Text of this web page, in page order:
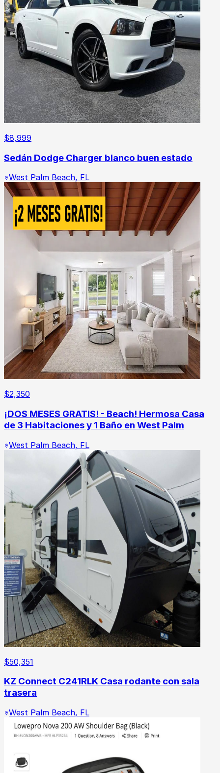
$8,999
Sedán Dodge Charger blanco buen estado
West Palm Beach, FL
$2,350
¡DOS MESES GRATIS! - Beach! Hermosa Casa
de 3 Habitaciones y 1 Baño en West Palm
West Palm Beach, FL
$50,351
KZ Connect C241RLK Casa rodante con sala
trasera
West Palm Beach, FL